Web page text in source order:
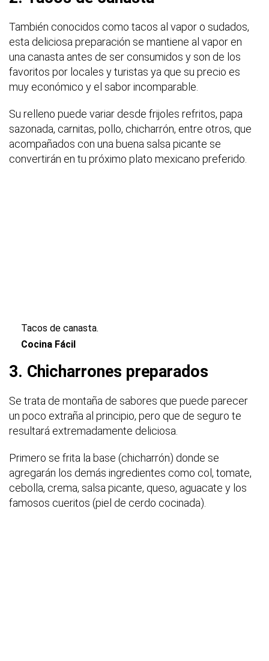
También conocidos como tacos al vapor o sudados,
esta deliciosa preparación se mantiene al vapor en
una canasta antes de ser consumidos y son de los
favoritos por locales y turistas ya que su precio es
muy económico y el sabor incomparable.
Su relleno puede variar desde frijoles refritos, papa
sazonada, carnitas, pollo, chicharrón, entre otros, que
acompañados con una buena salsa picante se
convertirán en tu próximo plato mexicano preferido.
Tacos de canasta.
Cocina Fácil
3. Chicharrones preparados
Se trata de montaña de sabores que puede parecer
un poco extraña al principio, pero que de seguro te
resultará extremadamente deliciosa.
Primero se frita la base (chicharrón) donde se
agregarán los demás ingredientes como col, tomate,
cebolla, crema, salsa picante, queso, aguacate y los
famosos cueritos (piel de cerdo cocinada).